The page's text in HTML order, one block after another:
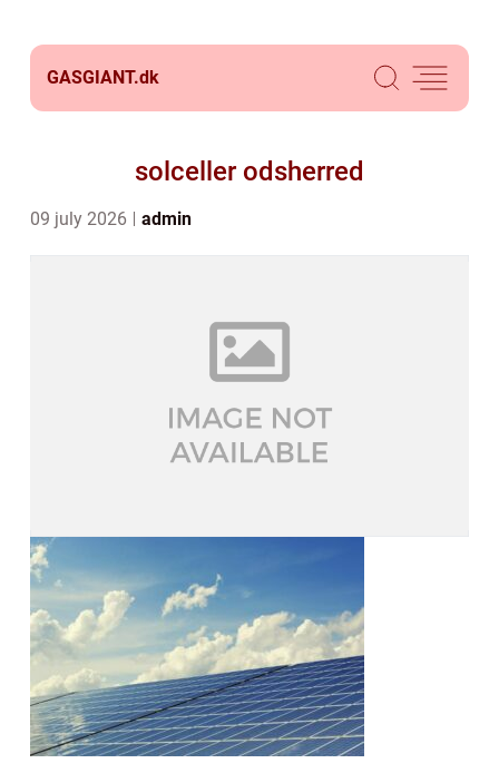
GASGIANT.dk
solceller odsherred
09 july 2026 admin